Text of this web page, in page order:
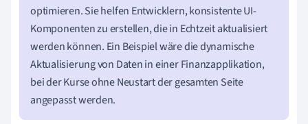
optimieren. Sie helfen Entwicklern, konsistente UI-
Komponenten zu erstellen, die in Echtzeit aktualisiert
werden können. Ein Beispiel wäre die dynamische
Aktualisierung von Daten in einer Finanzapplikation,
bei der Kurse ohne Neustart der gesamten Seite
angepasst werden.